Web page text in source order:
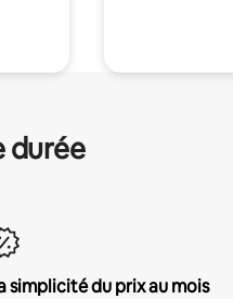
durée
simplicité du prix au mois